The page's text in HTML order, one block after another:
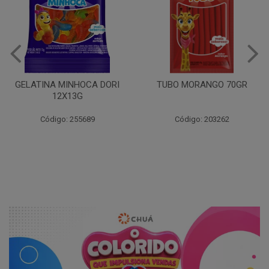
TUBO MORANGO 70GR
Código: 203262
TUBO YOGURTE100 70GR